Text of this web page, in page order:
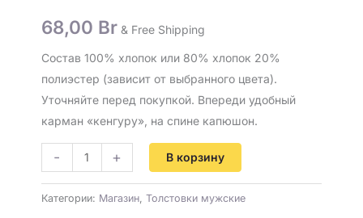
68,00 Br & Free Shipping
Состав 100% хлопок или 80% хлопок 20%
полиэстер (зависит от выбранного цвета).
Уточняйте перед покупкой. Впереди удобный
карман «кенгуру», на спине капюшон.
- + В корзину
Категории: Магазин, Толстовки мужские